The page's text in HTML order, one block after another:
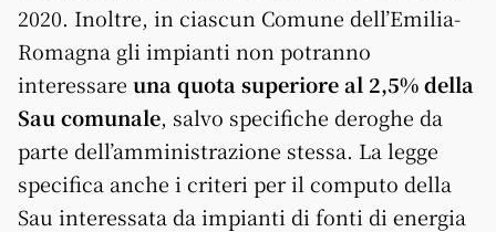
2020. Inoltre, in ciascun Comune dell’Emilia-
Romagna gli impianti non potranno
interessare una quota superiore al 2,5% della
Sau comunale, salvo specifiche deroghe da
parte dell’amministrazione stessa. La legge
specifica anche i criteri per il computo della
Sau interessata da impianti di fonti di energia